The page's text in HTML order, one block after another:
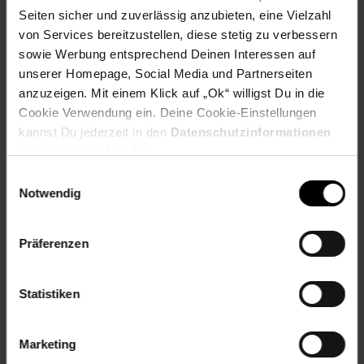
Seiten sicher und zuverlässig anzubieten, eine Vielzahl
von Services bereitzustellen, diese stetig zu verbessern
sowie Werbung entsprechend Deinen Interessen auf
unserer Homepage, Social Media und Partnerseiten
anzuzeigen. Mit einem Klick auf „Ok“ willigst Du in die
Cookie Verwendung ein. Deine Cookie-Einstellungen
kannst Du jederzeit in den Datenschutzinformationen
Notwendig
Präferenzen
Statistiken
Marketing
Versandinformationen
Herstellerinformationen
Altgeräterücknahme
Fußzeile
Weitere Online-Angebote
Netto Reisen Weinwelt